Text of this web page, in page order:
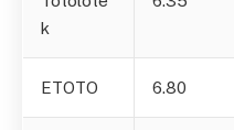
k
ETOTO 6.80